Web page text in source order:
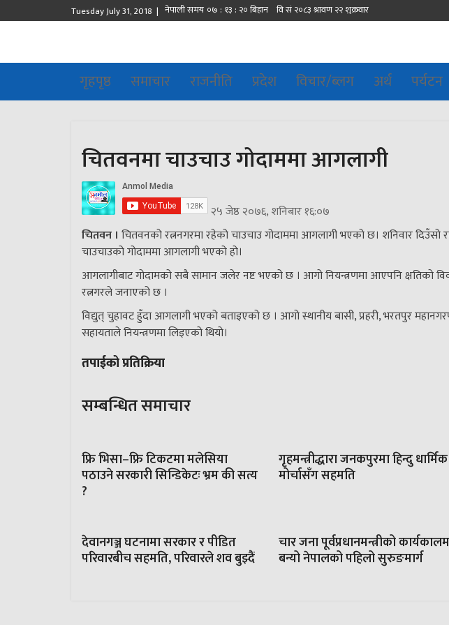
Tuesday July 31, 2018 |
गृहपृष्ठ समाचार राजनीति प्रदेश विचार/ब्लग अर्थ पर्यटन
चितवनमा चाउचाउ गोदाममा आगलागी
२५ जेष्ठ २०७६, शनिबार १६:०७
चितवन । चितवनको रत्ननगरमा रहेको चाउचाउ गोदाममा आगलागी भएको छ। शनिवार दिउँसो
चाउचाउको गोदाममा आगलागी भएको हो।
आगलागीबाट गोदामको सबै सामान जलेर नष्ट भएको छ । आगो नियन्त्रणमा आएपनि क्षतिको
रत्नगरले जनाएको छ ।
विद्युत् चुहावट हुँदा आगलागी भएको बताइएको छ । आगो स्थानीय बासी, प्रहरी, भरतपुर
सहायताले नियन्त्रणमा लिइएको थियो।
तपाईको प्रतिक्रिया
सम्बन्धित समाचार
फ्रि भिसा–फ्रि टिकटमा मलेसिया
पठाउने सरकारी सिन्डिकेटः भ्रम की सत्य
?
गृहमन्त्रीद्धारा जनकपुरमा हिन्दु धार्मिक
मोर्चासँग सहमति
देवानगञ्ज घटनामा सरकार र पीडित
परिवारबीच सहमति, परिवारले शव बुझ्दैं
चार जना पूर्वप्रधानमन्त्रीको
बन्यो नेपालको पहिलो सुरुङमार्ग